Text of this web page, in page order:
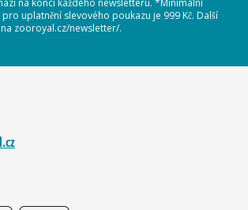
na konci každého newsletteru. *Minimální
uplatnění slevového poukazu je 999 Kč. Další
zooroyal.cz/newsletter/.